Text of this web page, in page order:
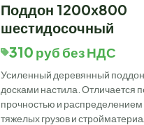
Поддон 1200х800
шестидосочный
310 руб без НДС
Усиленный деревянный
досками настила. Отличается
прочностью и
тяжелых грузов и